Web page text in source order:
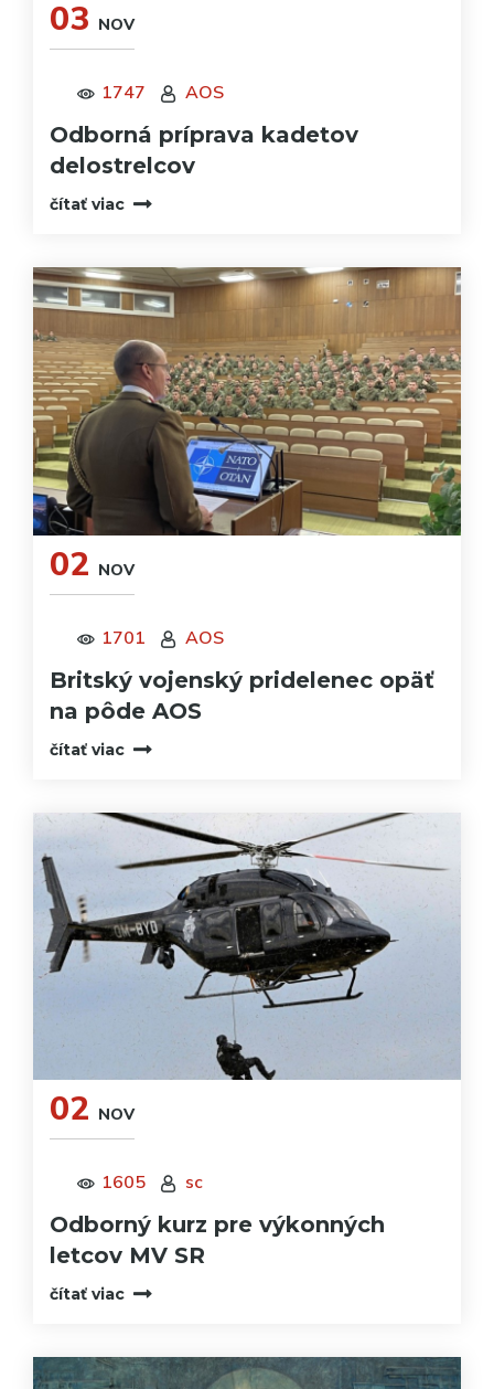
03 NOV
1747 AOS
Odborná príprava kadetov
delostrelcov
čítať viac
02 NOV
1701 AOS
Britský vojenský pridelenec opäť
na pôde AOS
čítať viac
02 NOV
1605 sc
Odborný kurz pre výkonných
letcov MV SR
čítať viac